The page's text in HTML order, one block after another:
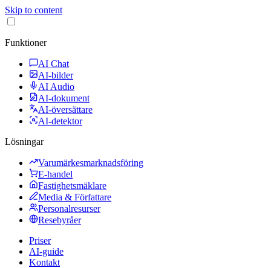
Skip to content
Funktioner
AI Chat
AI-bilder
AI Audio
AI-dokument
AI-översättare
AI-detektor
Lösningar
Varumärkesmarknadsföring
E-handel
Fastighetsmäklare
Media & Författare
Personalresurser
Resebyråer
Priser
AI-guide
Kontakt